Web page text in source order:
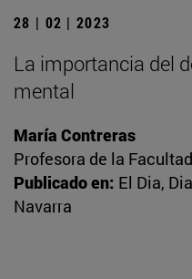
28 | 02 | 2023
La importancia del
mental
María Contreras
Profesora de la
Publicado en: El Dia,
Navarra